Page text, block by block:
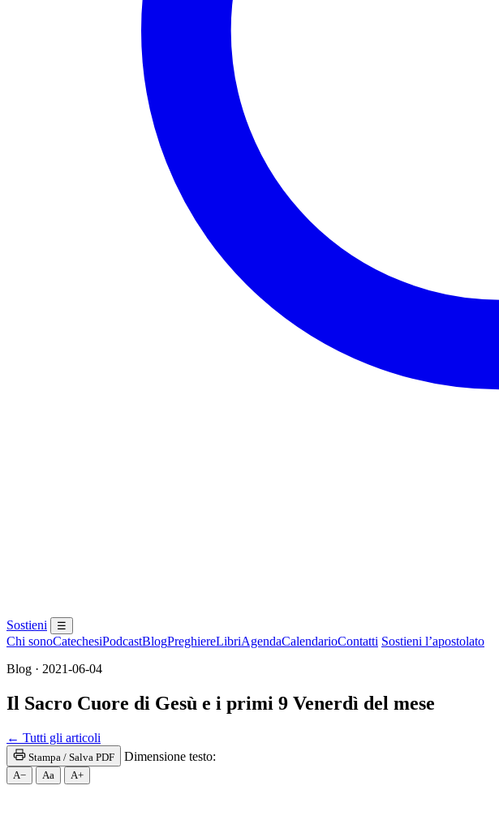
Sostieni ☰
Chi sonoCatechesiPodcastBlogPreghiereLibriAgendaCalendarioContatti Sostieni l’apostolato
Blog · 2021-06-04
Il Sacro Cuore di Gesù e i primi 9 Venerdì del mese
← Tutti gli articoli
Stampa / Salva PDF Dimensione testo:
A− Aa A+